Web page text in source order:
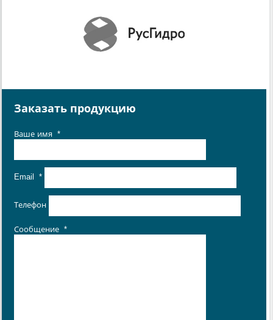
Заказать продукцию
Ваше имя *
Email *
Телефон
Сообщение *